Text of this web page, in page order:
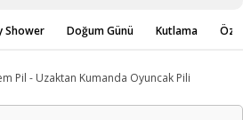
Shower Doğum Günü Kutlama
Pil - Uzaktan Kumanda Oyuncak Pili